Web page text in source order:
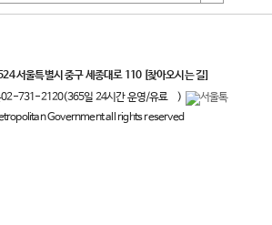
서울특별시 중구 세종대로 110 [찾아오시는 길]
02-731-2120(365일 24시간 운영/유료
)
Government all rights reserved